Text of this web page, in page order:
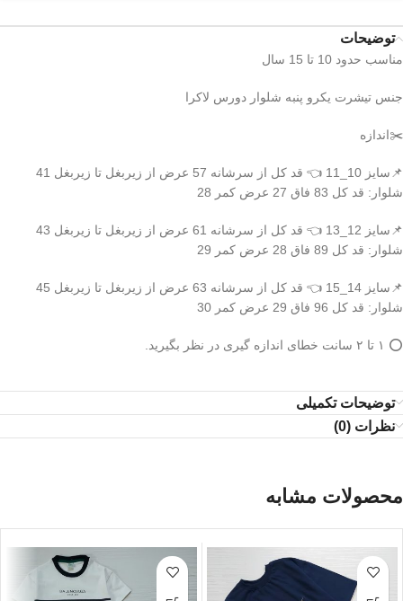
توضیحات
مناسب حدود 10 تا 15 سال
جنس تیشرت یکرو پنبه شلوار دورس لاکرا
✂️اندازه
شلوار: قد کل 83 فاق 27 عرض کمر 28
📌سایز 12_13 👈 قد کل از سرشانه 61 عرض از زیربغل تا زیربغل 43
شلوار: قد کل 89 فاق 28 عرض کمر 29
شلوار: قد کل 96 فاق 29 عرض کمر 30
⭕️ ۱ تا ۲ سانت خطای اندازه گیری در نظر بگیرید.
توضیحات تکمیلی
نظرات (0)
محصولات مشابه